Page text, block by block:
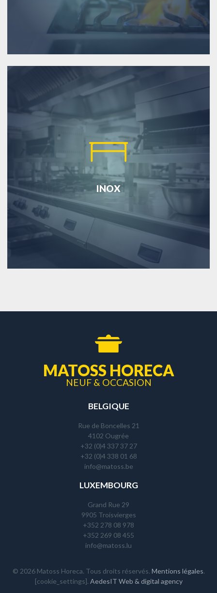
INOX
MATOSS HORECA
NEUF & OCCASION
BELGIQUE
Rue de Boncelles 21
4102 Ougrée
+32 (0)4 337 37 27
+32 (0)4 338 01 68
info@matoss.be
LUXEMBOURG
Grand Rue 29
9905 Troisvierges
+352 278 08 978
+352 269 08 455
info@matoss.lu
© 2026 Matoss Horeca. Tous droits réservés. Mentions légales.
[cookie_settings]. AedesIT Web & digital agency